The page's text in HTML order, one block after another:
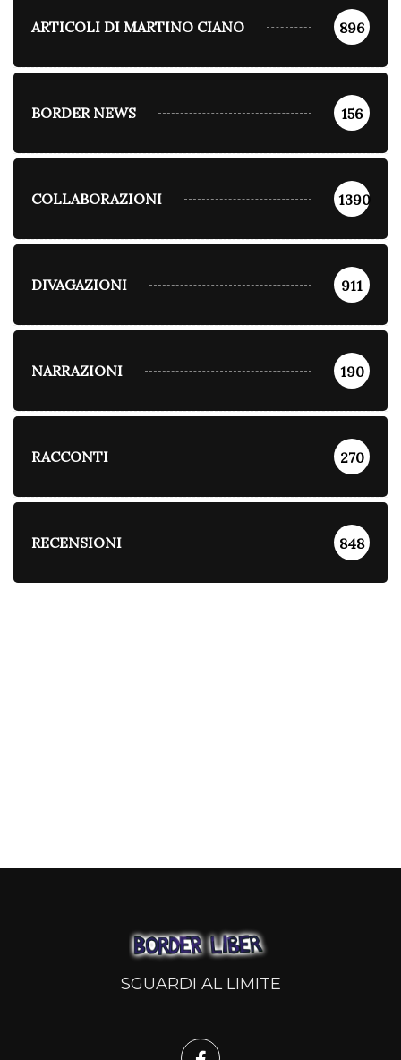
ARTICOLI DI MARTINO CIANO 896
BORDER NEWS 156
COLLABORAZIONI 1390
DIVAGAZIONI 911
NARRAZIONI 190
RACCONTI 270
RECENSIONI 848
SGUARDI AL LIMITE